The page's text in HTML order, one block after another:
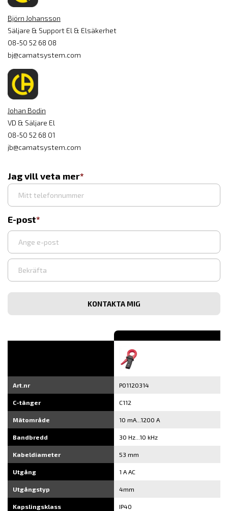
Björn Johansson
Säljare & Support El & Elsäkerhet
08-50 52 68 08
bj@camatsystem.com
Johan Bodin
VD & Säljare El
08-50 52 68 01
jb@camatsystem.com
Jag vill veta mer
E-post
Ange
e-
Bekräfta
post
Art.nr P01120314
C-tänger C112
Mätområde 10 mA...1200 A
Bandbredd 30 Hz...10 kHz
Kabeldiameter 53 mm
Utgång 1 A AC
Utgångstyp 4mm
Kapslingsklass IP40